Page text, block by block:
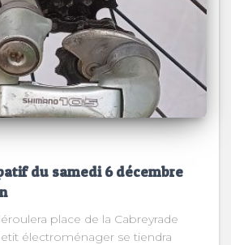
du samedi 6 décembre
place de la Cabreyrade
électroménager se tiendra